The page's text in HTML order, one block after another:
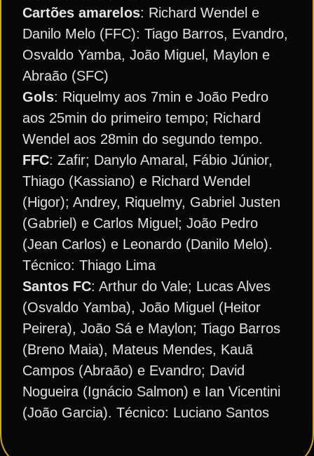
Cartões amarelos: Richard Wendel e
Danilo Melo (FFC): Tiago Barros, Evandro,
Osvaldo Yamba, João Miguel, Maylon e
Abraão (SFC)
Gols: Riquelmy aos 7min e João Pedro
aos 25min do primeiro tempo; Richard
Wendel aos 28min do segundo tempo.
FFC: Zafir; Danylo Amaral, Fábio Júnior,
Thiago (Kassiano) e Richard Wendel
(Higor); Andrey, Riquelmy, Gabriel Justen
(Gabriel) e Carlos Miguel; João Pedro
(Jean Carlos) e Leonardo (Danilo Melo).
Técnico: Thiago Lima
Santos FC: Arthur do Vale; Lucas Alves
(Osvaldo Yamba), João Miguel (Heitor
Peirera), João Sá e Maylon; Tiago Barros
(Breno Maia), Mateus Mendes, Kauã
Campos (Abraão) e Evandro; David
Nogueira (Ignácio Salmon) e Ian Vicentini
(João Garcia). Técnico: Luciano Santos